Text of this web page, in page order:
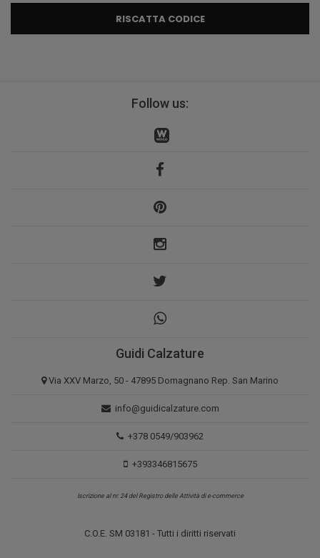
RISCATTA CODICE
Follow us:
Guidi Calzature
Via XXV Marzo, 50 - 47895 Domagnano Rep. San Marino
info@guidicalzature.com
+378 0549/903962
+393346815675
Iscrizione al nr. 24 del Registro delle Attività di e-commerce
C.O.E. SM 03181 - Tutti i diritti riservati